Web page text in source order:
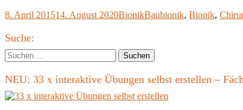
Veröffentlicht
8. April 201514. August 2020Kategorien
BionikSchlagwörter
Baubionik, Bionik,
Haupt-
Seitenleiste
Suche:
Suchen
nach:
NEU: 33 x interaktive Übungen selbst erstellen –